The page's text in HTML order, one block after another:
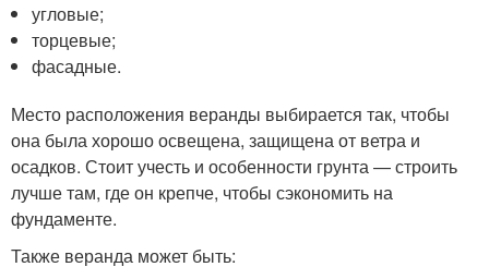
угловые;
торцевые;
фасадные.
Место расположения веранды выбирается так, чтобы
она была хорошо освещена, защищена от ветра и
осадков. Стоит учесть и особенности грунта — строить
лучше там, где он крепче, чтобы сэкономить на
фундаменте.
Также веранда может быть: